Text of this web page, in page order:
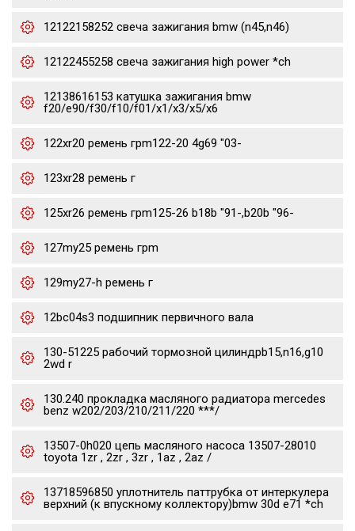
12122158252 свеча зажигания bmw (n45,n46)
12122455258 свеча зажигания high power *ch
12138616153 катушка зажигания bmw
f20/e90/f30/f10/f01/x1/x3/x5/x6
122xr20 ремень грm122-20 4g69 "03-
123xr28 ремень г
125xr26 ремень грm125-26 b18b "91-,b20b "96-
127my25 ремень грm
129my27-h ремень г
12bc04s3 подшипник первичного вала
130-51225 рабочий тормозной цилиндрb15,n16,g10
2wd r
130.240 прокладка масляного радиатора mercedes
benz w202/203/210/211/220 ***/
13507-0h020 цепь масляного насоса 13507-28010
toyota 1zr , 2zr , 3zr , 1az , 2az /
13718596850 уплотнитель паттрубка от интеркулера
верхний (к впускному коллектору)bmw 30d e71 *ch